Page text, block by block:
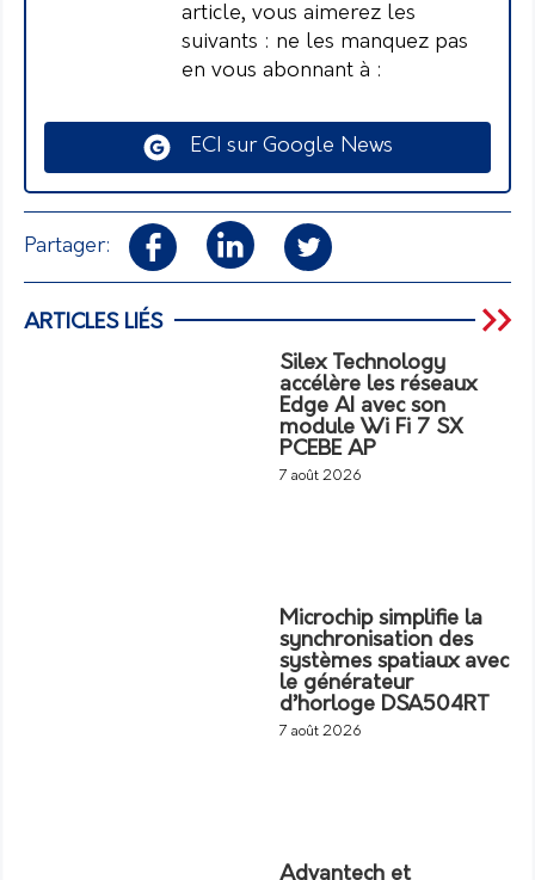
article, vous aimerez les
suivants : ne les manquez pas
en vous abonnant à :
ECI sur Google News
Partager:
ARTICLES LIÉS
Silex Technology
accélère les réseaux
Edge AI avec son
module Wi Fi 7 SX
PCEBE AP
7 août 2026
Microchip simplifie la
synchronisation des
systèmes spatiaux avec
le générateur
d’horloge DSA504RT
7 août 2026
Advantech et